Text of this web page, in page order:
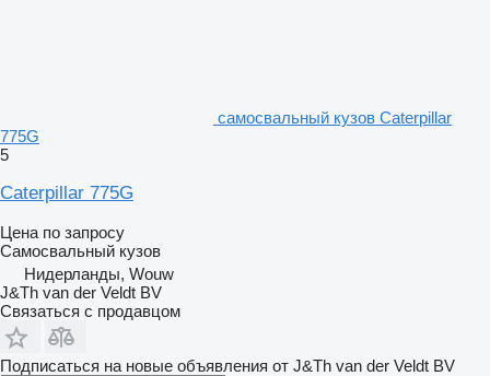
самосвальный кузов Caterpillar
775G
5
Caterpillar 775G
Цена по запросу
Самосвальный кузов
Нидерланды, Wouw
J&Th van der Veldt BV
Связаться с продавцом
Подписаться на новые объявления от J&Th van der Veldt BV